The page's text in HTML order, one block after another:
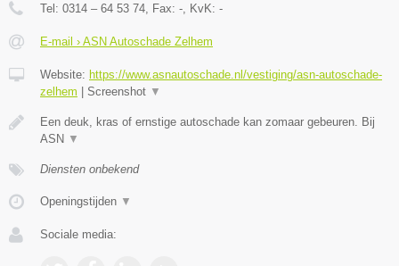
Tel: 0314 – 64 53 74 , Fax: - , KvK: -
E-mail › ASN Autoschade Zelhem
Website: https://www.asnautoschade.nl/vestiging/asn-autoschade-
zelhem | Screenshot ▼
Een deuk, kras of ernstige autoschade kan zomaar gebeuren. Bij
ASN ▼
Diensten onbekend
Openingstijden ▼
Sociale media: